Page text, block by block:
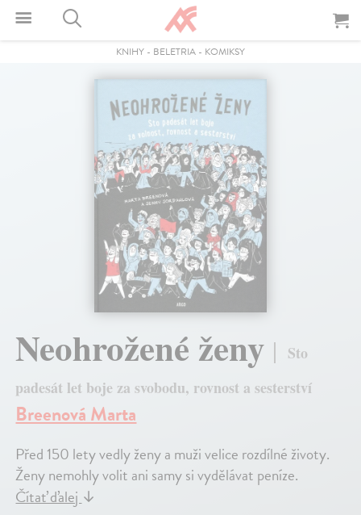
KNIHY - BELETRIA - KOMIKSY
Neohrožené ženy
Sto
padesát let boje za svobodu, rovnost a sesterství
Breenová Marta
Před 150 lety vedly ženy a muži velice rozdílné životy.
Ženy nemohly volit ani samy si vydělávat peníze.
Čítať ďalej↓